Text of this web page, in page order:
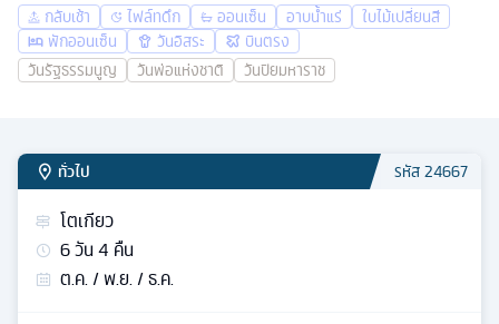
กลับเช้า ไฟล์ทดึก ออนเซ็น อาบน้ำแร่
ใบไม้เปลี่ยนสี
พักออนเซ็น
วันอิสระ
บินตรง
วันรัฐธรรมนูญ
วันพ่อแห่งชาติ วันปิยมหาราช
ทั่วไป รหัส24667
โตเกียว
6วัน4 คืน
ต.ค. / พ.ย. / ธ.ค.